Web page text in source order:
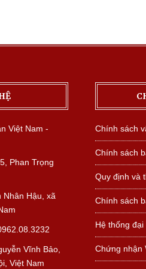
Việt Nam -
Phan Trọng
Nhân Hậu, xã
Vĩnh Bảo,
Việt Nam
Chính sách
Chính sách
Quy định và
Chính sách
Hệ thống
Chứng nhận